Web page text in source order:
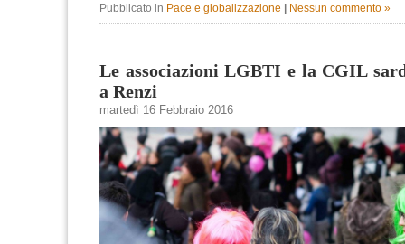
Pubblicato in Pace e globalizzazione | Nessun commento »
Le associazioni LGBTI e la CGIL
a Renzi
martedì 16 Febbraio 2016